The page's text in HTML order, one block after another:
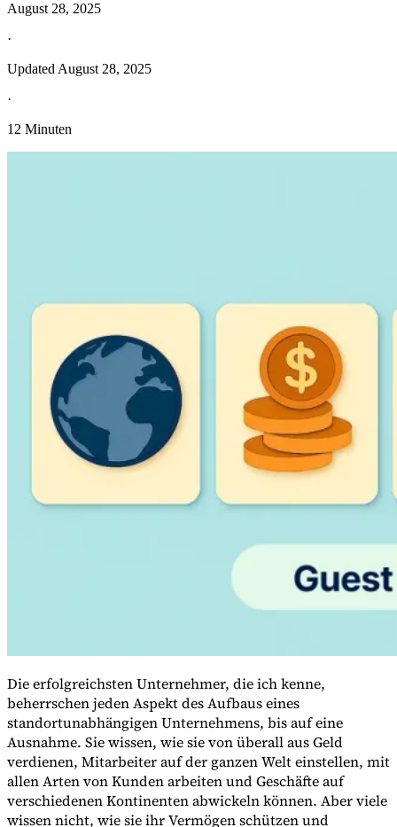
Länder-Steuerleitfäden
Alle LeitfädenEuropaAmerikaAsien-Pazifik Afrika
August 28, 2025
·
Updated August 28, 2025
·
12 Minuten
Die erfolgreichsten Unternehmer, die ich kenne,
beherrschen jeden Aspekt des Aufbaus eines
standortunabhängigen Unternehmens, bis auf eine
Ausnahme. Sie wissen, wie sie von überall aus Geld
verdienen, Mitarbeiter auf der ganzen Welt einstellen, mit
allen Arten von Kunden arbeiten und Geschäfte auf
verschiedenen Kontinenten abwickeln können. Aber viele
wissen nicht, wie sie ihr Vermögen schützen und